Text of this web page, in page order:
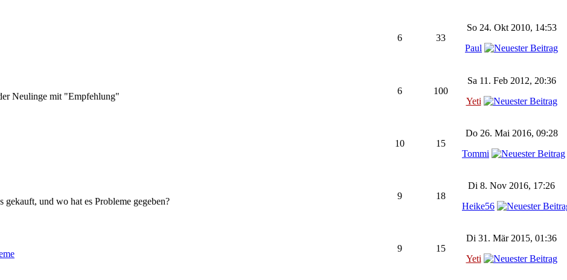
6 33
So 24. Okt 2010, 14:53
Paul
Neulinge mit "Empfehlung"
6 100
Sa 11. Feb 2012, 20:36
Yeti
10 15
Do 26. Mai 2016, 09:28
Tommi
und wo hat es Probleme gegeben?
9 18
Di 8. Nov 2016, 17:26
Heike56
9 15
Di 31. Mär 2015, 01:36
Yeti